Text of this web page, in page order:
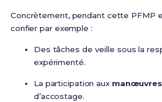
Concrètement, pendant cette PFMP
confier par exemple :
Des tâches de veille sous la
expérimenté.
La participation aux manœuvres
d’accostage.